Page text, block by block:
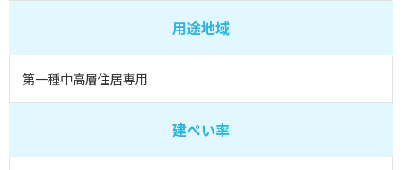
用途地域
第一種中高層住居専用
建ぺい率